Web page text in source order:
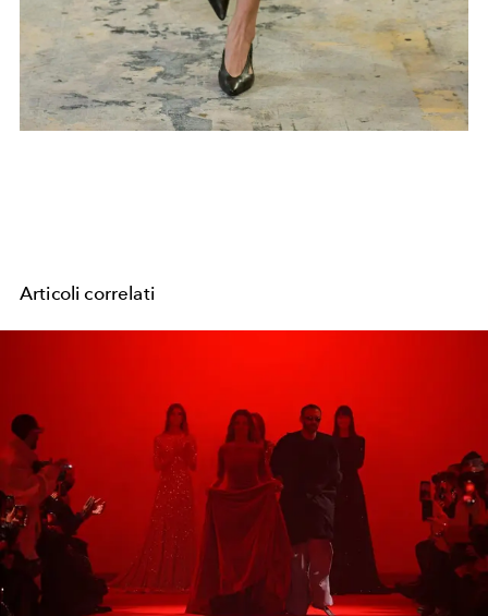
Articoli correlati